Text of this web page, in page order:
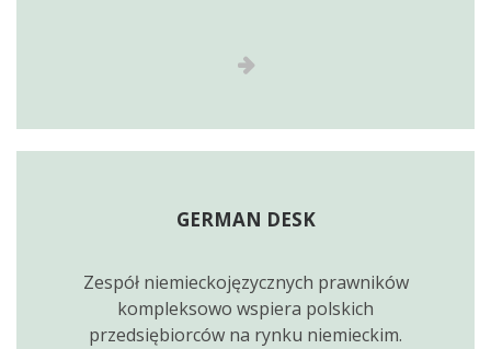
GERMAN DESK
Zespół niemieckojęzycznych prawników
kompleksowo wspiera polskich
przedsiębiorców na rynku niemieckim.